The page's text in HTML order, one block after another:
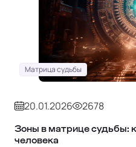
Матрица судьбы
20.01.2026 2678
Зоны в матрице судьбы:
человека